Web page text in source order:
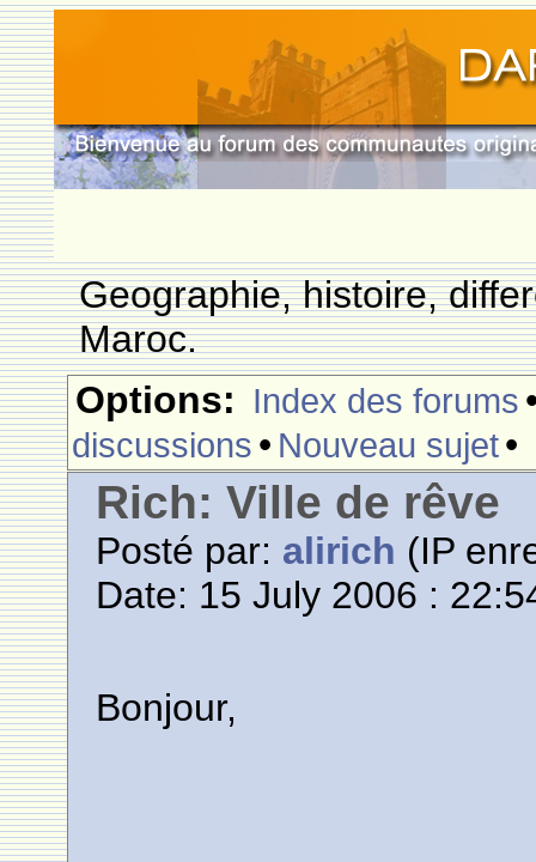
Geographie, histoire,
Maroc.
Options: Index des forums
discussions • Nouveau sujet•
Rich: Ville de rêve
Posté par: alirich (IP
Date: 15 July 2006 :
Bonjour,